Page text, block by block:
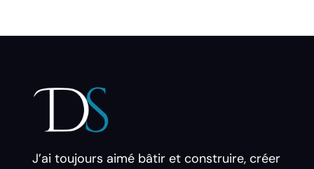
J’ai toujours aimé bâtir et construire, créer